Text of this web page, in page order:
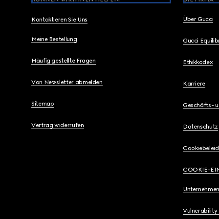
Kontaktieren Sie Uns
Meine Bestellung
Häufig gestellte Fragen
Von Newsletter abmelden
Sitemap
Vertrag widerrufen
Über Gucci
Gucci
Ethikkodex
Karriere
Geschäfts-
Datenschutz
Cookiebeleid
COOKIE-
Vulnerability